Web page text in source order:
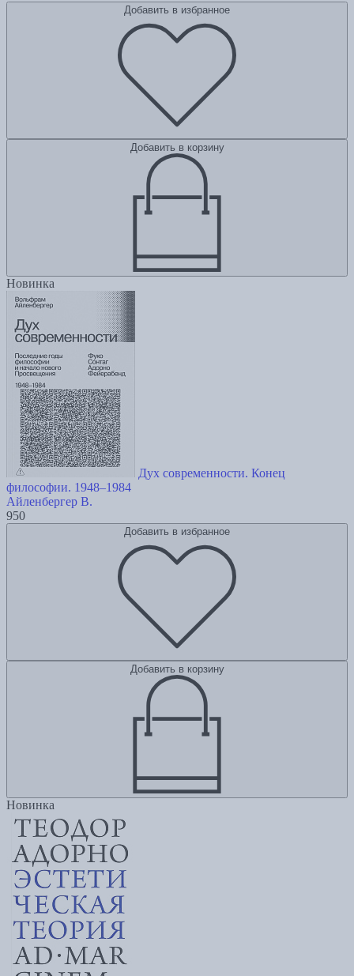
Добавить в избранное
Добавить в корзину
Новинка
Дух современности. Конец
философии. 1948–1984
Айленбергер В.
950
Добавить в избранное
Добавить в корзину
Новинка